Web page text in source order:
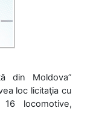
din Moldova”
loc licitaţia cu
locomotive,